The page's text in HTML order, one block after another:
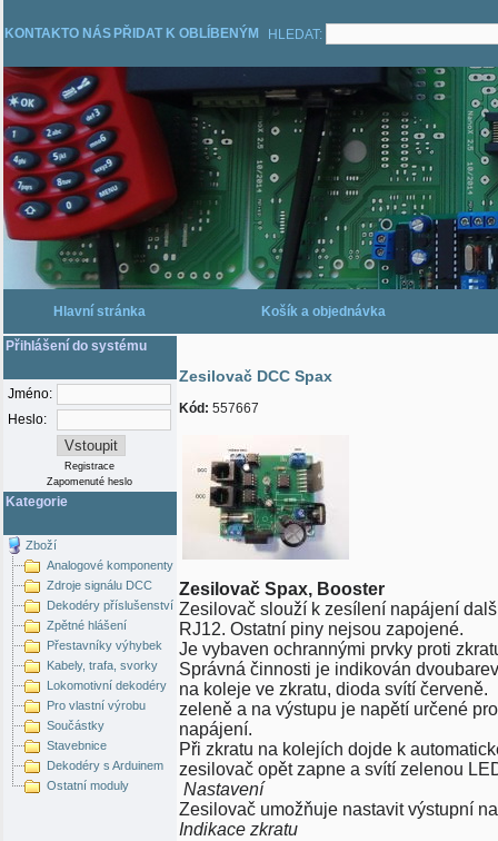
KONTAKTO NÁS PŘIDAT K OBLÍBENÝM HLEDAT:
Hlavní stránka Košík a objednávka
Přihlášení do systému
Jméno:
Heslo:
Registrace
Zapomenuté heslo
Kategorie
Zboží
Analogové komponenty
Zdroje signálu DCC
Dekodéry příslušenství
Zpětné hlášení
Přestavníky výhybek
Kabely, trafa, svorky
Lokomotivní dekodéry
Pro vlastní výrobu
Součástky
Stavebnice
Dekodéry s Arduinem
Ostatní moduly
Zesilovač DCC Spax
Kód: 557667
Zesilovač Spax, Booster
Zesilovač slouží k zesílení napájení
RJ12. Ostatní piny nejsou zapojené.
Je vybaven ochrannými prvky proti
Správná činnosti je indikován
na koleje ve zkratu, dioda svítí
zeleně a na výstupu je napětí určené
napájení.
Při zkratu na kolejích dojde k
zesilovač opět zapne a svítí zelenou
Nastavení
Zesilovač umožňuje nastavit výstupní
Indikace zkratu